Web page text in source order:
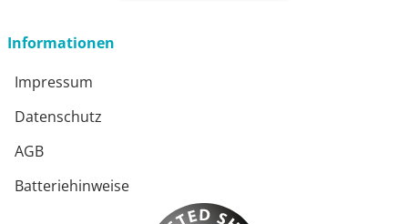
Informationen
Impressum
Datenschutz
AGB
Batteriehinweise